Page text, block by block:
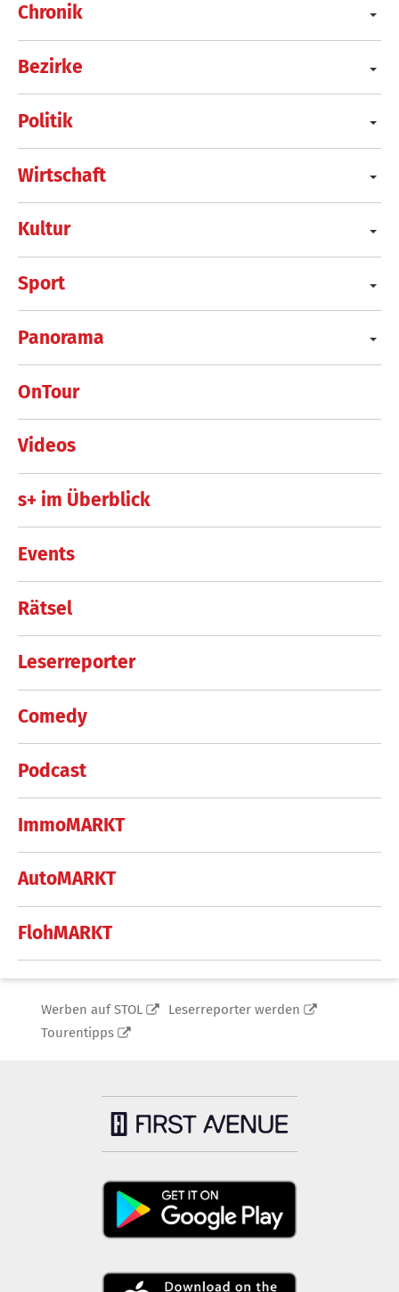
Chronik
Bezirke
Politik
Wirtschaft
Kultur
Sport
Panorama
OnTour
Videos
s+ im Überblick
Events
Rätsel
Leserreporter
Comedy
Podcast
ImmoMARKT
AutoMARKT
FlohMARKT
Werben auf STOL
Leserreporter werden
Tourentipps